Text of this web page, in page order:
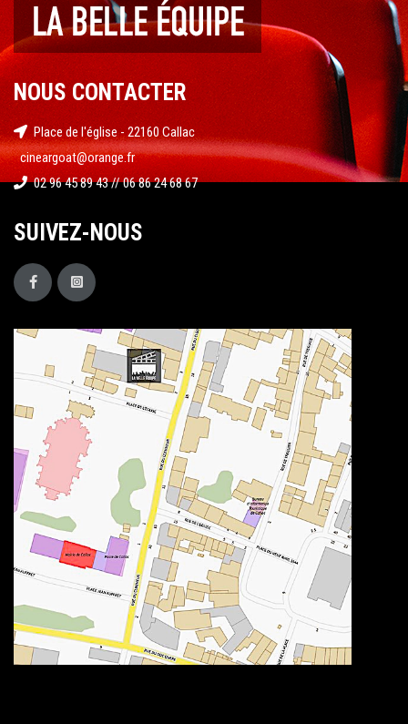
NOUS CONTACTER
Place de l'église - 22160 Callac
cineargoat@orange.fr
02 96 45 89 43 // 06 86 24 68 67
SUIVEZ-NOUS